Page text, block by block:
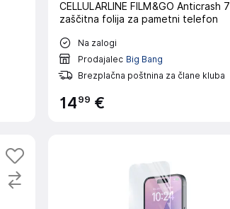
CELLULARLINE FILM&GO Anticrash 7
zaščitna folija za pametni telefon
Na zalogi
Prodajalec Big Bang
Brezplačna poštnina za člane kluba
1499 €